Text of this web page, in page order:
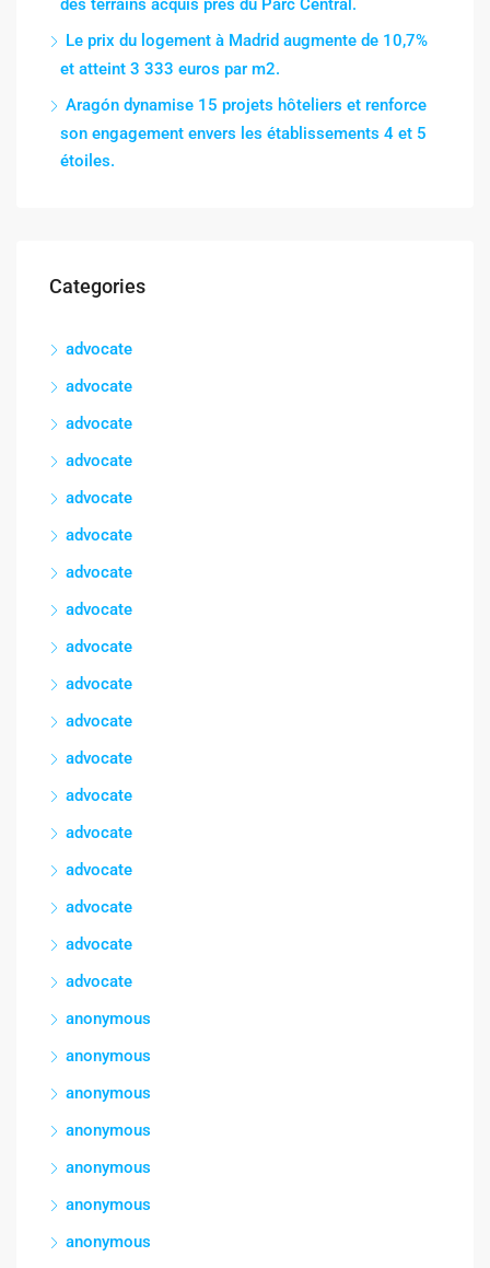
des terrains acquis près du Parc Central.
Le prix du logement à Madrid augmente de 10,7%
et atteint 3 333 euros par m2.
Aragón dynamise 15 projets hôteliers et renforce
son engagement envers les établissements 4 et 5
étoiles.
Categories
advocate
advocate
advocate
advocate
advocate
advocate
advocate
advocate
advocate
advocate
advocate
advocate
advocate
advocate
advocate
advocate
advocate
advocate
anonymous
anonymous
anonymous
anonymous
anonymous
anonymous
anonymous